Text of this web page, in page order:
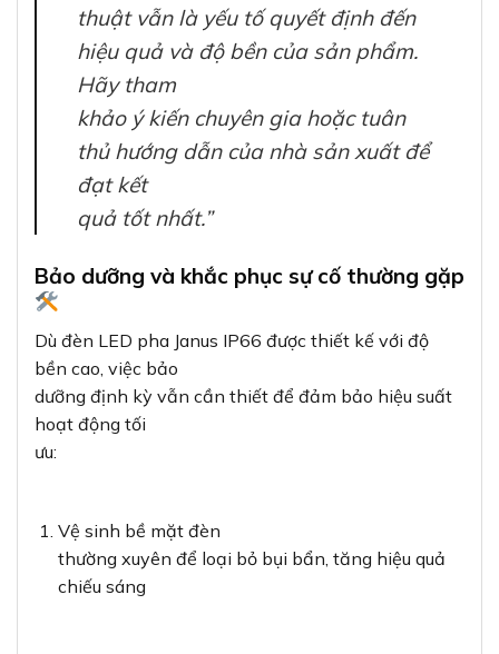
thuật vẫn là yếu tố quyết định đến
hiệu quả và độ bền của sản phẩm.
Hãy tham
khảo ý kiến chuyên gia hoặc tuân
thủ hướng dẫn của nhà sản xuất để
đạt kết
quả tốt nhất.”
Bảo dưỡng và khắc phục sự cố thường gặp
Dù đèn LED pha Janus IP66 được thiết kế với độ
bền cao, việc bảo
dưỡng định kỳ vẫn cần thiết để đảm bảo hiệu suất
hoạt động tối
ưu:
Vệ sinh bề mặt đèn
thường xuyên để loại bỏ bụi bẩn, tăng hiệu quả
chiếu sáng